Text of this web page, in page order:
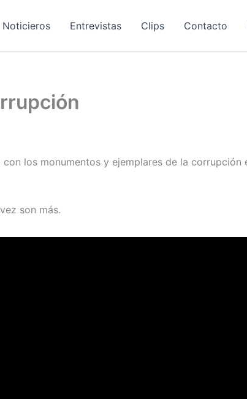
Noticieros Entrevistas Clips Contacto
los monumentos y ejemplares de la corrupción
son más.